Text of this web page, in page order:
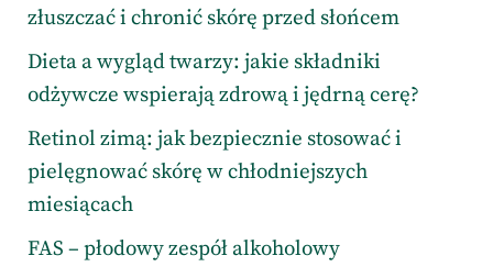
złuszczać i chronić skórę przed słońcem
Dieta a wygląd twarzy: jakie składniki
odżywcze wspierają zdrową i jędrną cerę?
Retinol zimą: jak bezpiecznie stosować i
pielęgnować skórę w chłodniejszych
miesiącach
FAS – płodowy zespół alkoholowy